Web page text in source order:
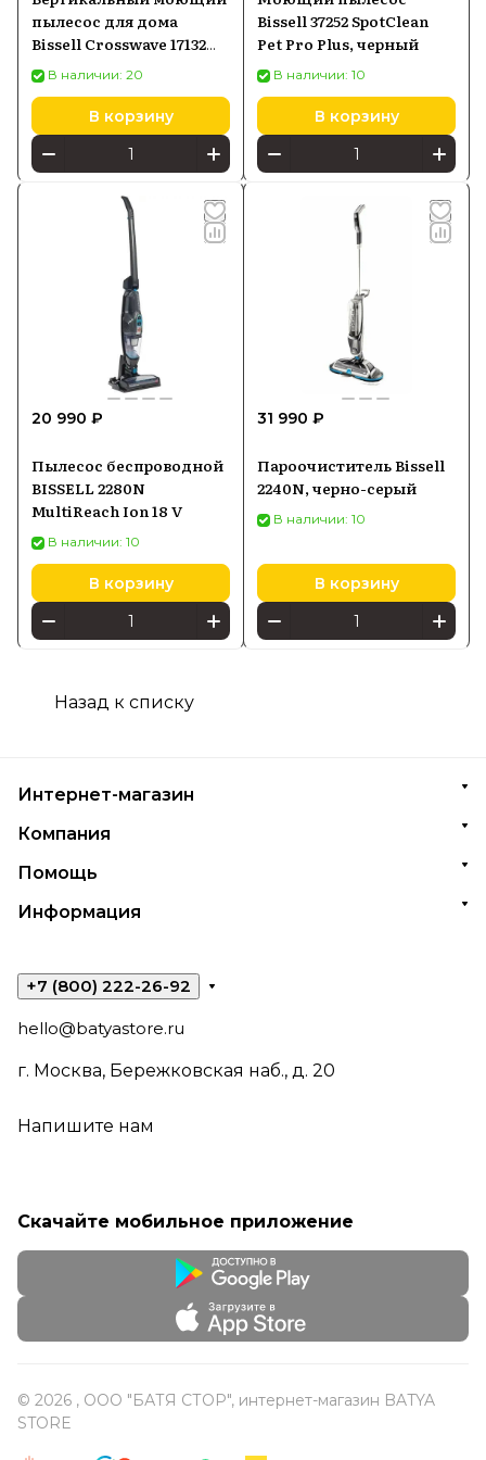
пылесос для дома
Bissell Crosswave 17132
проводной,
безмешковый, с
контейнером, голубой
В наличии: 20
В корзину
Bissell 37252 SpotClean
Pet Pro Plus, черный
В наличии: 10
В корзину
20 990 ₽
Пылесос беспроводной
BISSELL 2280N
MultiReach Ion 18 V
В наличии: 10
В корзину
31 990 ₽
Пароочиститель Bissell
2240N, черно-серый
В наличии: 10
В корзину
Назад к списку
Интернет-магазин
Компания
Помощь
Информация
+7 (800) 222-26-92
hello@batyastore.ru
г. Москва, Бережковская наб., д. 20
Напишите нам
Скачайте мобильное приложение
© 2026 , ООО "БАТЯ СТОР", интернет-магазин BATYA
STORE